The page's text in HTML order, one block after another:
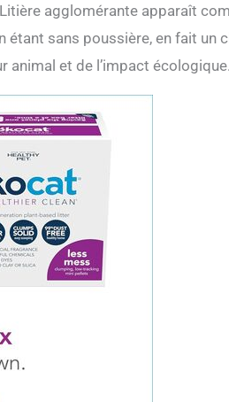
agglomérante apparaît
sans poussière, en fait un
animal et de l’impact écologique.